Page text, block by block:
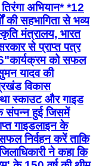
अभियान* *12
की सहभागिता से भव्य
मंत्रालय, भारत
से प्राप्त पत्र
को सफल
यादव की
विकास
स्काउट और गाइड
संपन्न हुई जिसमें
गाइडलाइन के
निर्वहन करें ताकि
ने कहा कि